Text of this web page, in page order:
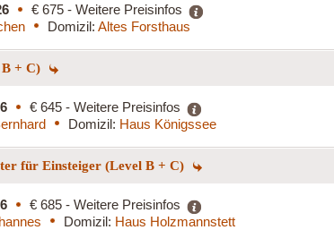
€ 675 - Weitere Preisinfos
Domizil: Altes Forsthaus
+ C)
€ 645 - Weitere Preisinfos
Domizil: Haus Königssee
für Einsteiger (Level B + C)
€ 685 - Weitere Preisinfos
Domizil: Haus Holzmannstett